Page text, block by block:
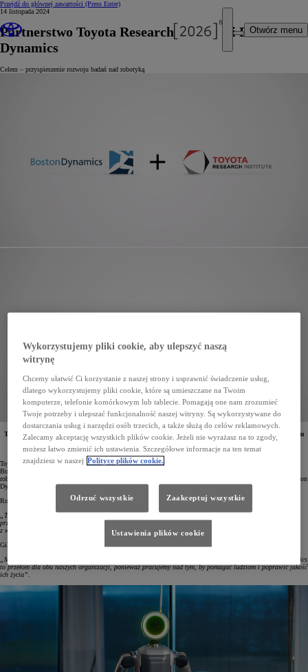
Przejdź do głównej zawartości (Press Enter)
Otwórz menu
14 listopada 2024
Partnerstwo Toyota Research Institute i Boston
Dynamics
Celem – przyspieszenie rozwoju badań nad robotyką
TRI, czyli Toyota Research Institute, i Boston Dynamics podpisały umowę o partnerstwie. Jego celem
jest przyspieszenie rozwoju robotów humanoidalnych zdolnych do wykonywania złożonych zadań
i nauki nowych, przydatnych umiejętności manualnych.
Toyota Research Institute (TRI) jest jednym z globalnych liderów w dziedzinie sztucznej inteligencji, z kolei
Boston Dynamics to twórca przełomowych osiągnięć z dziedziny robotyki. Oba podmioty wspólnie stworzą
roboty, wykorzystując opracowane przez TRI Wielkie Modele Zachowań (LBM) oraz robota Atlas firmy Boston
Dynamics.
Robert Playter, dyrektor generalny Boston Dynamics, mówiąc o nowych wyzwaniach, podkreślił:
„To ekscytujący czas dla robotyki, a współpraca z TRI przyspieszy rozwój humanoidów. To rewelacyjny
przykład partnerstwa, w którym dwie firmy z silnym zapleczem badawczo-rozwojowym wspólnie mierzą się
z wyzwaniami i tworzą roboty rozwiązujące prawdziwe problemy”.
Gill Pratt, główny naukowiec i dyrektor generalny Toyota Research Institute, dodał:
„Możliwość wdrożenia najnowocześniejszej technologii sztucznej inteligencji TRI do robota Boston Dynamics
to przełom dla obu naszych organizacji, ponieważ pracujemy nad tym, by pomagać ludziom i poprawić jakość
ich życia”.
Wykorzystujemy pliki cookie, aby ulepszyć naszą
witrynę
Chcemy ułatwić Ci korzystanie z naszej strony i usprawnić świadczenie usług,
dlatego wykorzystujemy pliki cookie, które są umieszczane na Twoim
komputerze, telefonie komórkowym lub tablecie. Pomagają one nam zrozumieć
Twoje potrzeby i ulepszać funkcjonalność naszej witryny. Są wykorzystywane do
dostarczania usług i narzędzi osób trzecich, a także służą do celów reklamowych.
Zalecamy akceptację wszystkich plików cookie. Jeżeli nie wyrażasz na to zgody,
możesz łatwo zmienić ich ustawienia. Szczegółowe informacje na ten temat
znajdziesz w naszej Polityce plików cookie.
Odrzuć wszystkie Zaakceptuj wszystkie
Ustawienia plików cookie